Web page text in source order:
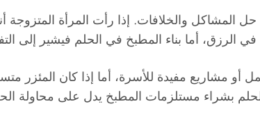
والخلافات. إذا رأت المرأة المتزوجة
الرزق، أما بناء المطبخ في الحلم فيشير إلى
أو مشاريع مفيدة للأسرة، أما إذا كان
بشراء مستلزمات المطبخ يدل على محاولة